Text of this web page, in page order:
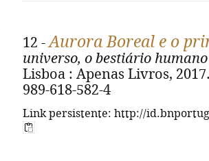
12 -Aurora Boreal e o
universo, o bestiário humano
Lisboa : Apenas Livros,
989-618-582-4
Link persistente: http://